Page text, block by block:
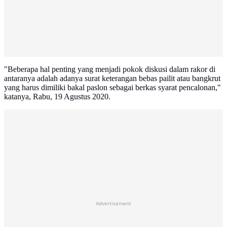
"Beberapa hal penting yang menjadi pokok diskusi dalam rakor di
antaranya adalah adanya surat keterangan bebas pailit atau bangkrut
yang harus dimiliki bakal paslon sebagai berkas syarat pencalonan,"
katanya, Rabu, 19 Agustus 2020.
Advertisement